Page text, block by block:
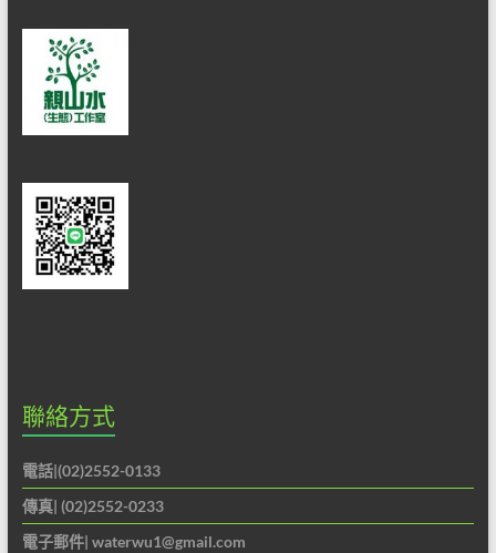
聯絡方式
電話|(02)2552-0133
傳真| (02)2552-0233
電子郵件| waterwu1@gmail.com